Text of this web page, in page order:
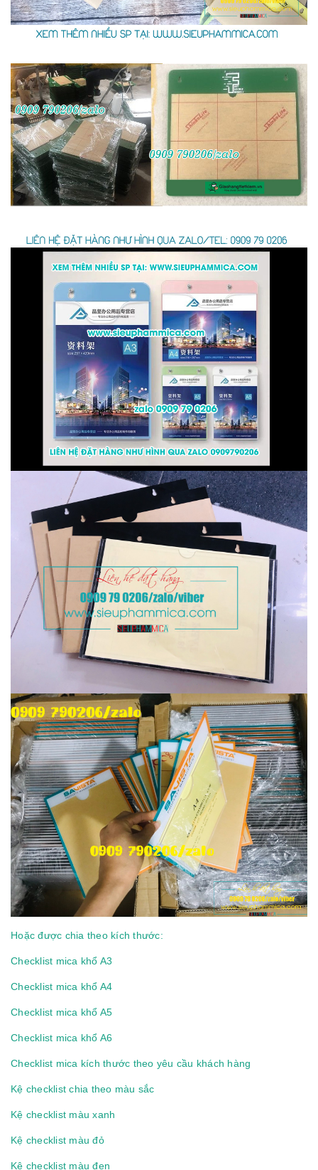
Hoặc được chia theo kích thước:
Checklist mica khổ A3
Checklist mica khổ A4
Checklist mica khổ A5
Checklist mica khổ A6
Checklist mica kích thước theo yêu cầu khách hàng
Kệ checklist chia theo màu sắc
Kệ checklist màu xanh
Kệ checklist màu đỏ
Kệ checklist màu đen